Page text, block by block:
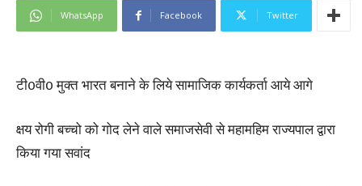
WhatsApp Facebook Twitter
टी0वी0 मुक्त भारत बनाने के लिये सामाजिक कार्यकर्ता आये आगे
क्षय रोगी बच्चो को गोद लेने वाले समाजसेवी से महामहिम राज्यपाल द्वारा
किया गया सवांद